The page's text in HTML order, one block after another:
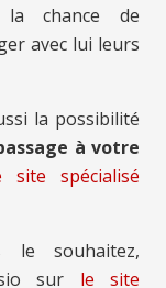
la chance de
avec lui leurs
la possibilité
à votre
site spécialisé
le souhaitez,
sur le site